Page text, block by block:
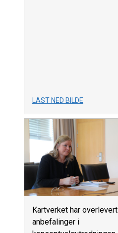
LAST NED BILDE
Kartverket har overlevert
anbefalinger i